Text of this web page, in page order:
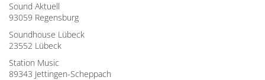
Sound Aktuell
93059 Regensburg
Soundhouse Lübeck
23552 Lübeck
Station Music
89343 Jettingen-Scheppach